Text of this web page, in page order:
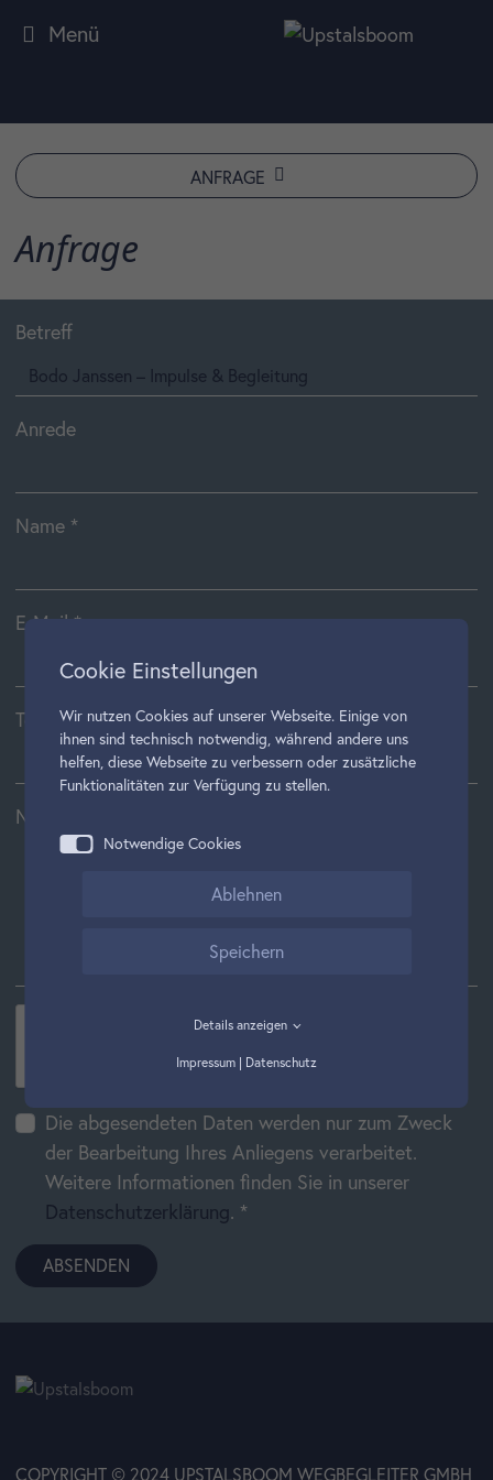
Menü
ANFRAGE
Anfrage
Betreff
Anrede
Name *
E-Mail*
Telefonnummer
Nachricht
Die abgesendeten Daten werden nur zum Zweck
der Bearbeitung Ihres Anliegens verarbeitet.
Weitere Informationen finden Sie in unserer
Datenschutzerklärung. *
ABSENDEN
COPYRIGHT © 2024 UPSTALSBOOM WEGBEGLEITER GMBH
Cookie Einstellungen
Wir nutzen Cookies auf unserer Webseite. Einige von
ihnen sind technisch notwendig, während andere uns
helfen, diese Webseite zu verbessern oder zusätzliche
Funktionalitäten zur Verfügung zu stellen.
Notwendige Cookies
Ablehnen
Speichern
Details anzeigen
Impressum | Datenschutz